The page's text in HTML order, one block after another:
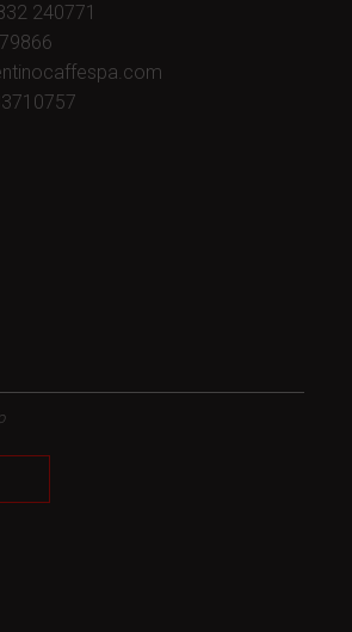
240771